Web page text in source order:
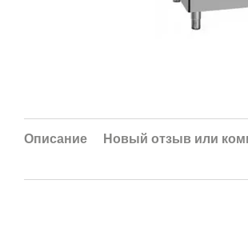
Описание Новый отзыв или